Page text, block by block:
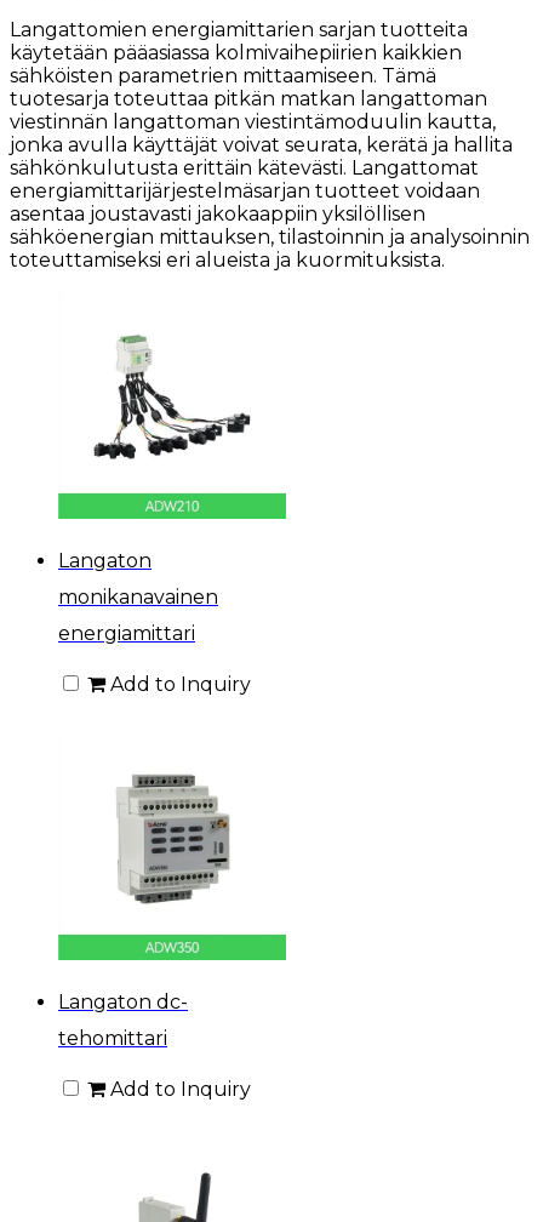
Langattomien energiamittarien sarjan tuotteita
käytetään pääasiassa kolmivaihepiirien kaikkien
sähköisten parametrien mittaamiseen. Tämä
tuotesarja toteuttaa pitkän matkan langattoman
viestinnän langattoman viestintämoduulin kautta,
jonka avulla käyttäjät voivat seurata, kerätä ja hallita
sähkönkulutusta erittäin kätevästi. Langattomat
energiamittarijärjestelmäsarjan tuotteet voidaan
asentaa joustavasti jakokaappiin yksilöllisen
sähköenergian mittauksen, tilastoinnin ja analysoinnin
toteuttamiseksi eri alueista ja kuormituksista.
Langaton
monikanavainen
energiamittari
Add to Inquiry
Langaton dc-
tehomittari
Add to Inquiry